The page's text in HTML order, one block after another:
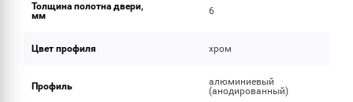
Толщина полотна двери,
мм
6
Цвет профиля хром
Профиль
алюминиевый
(анодированный)